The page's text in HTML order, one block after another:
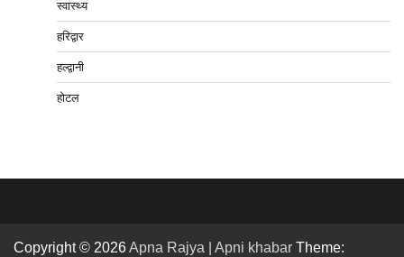
स्वास्थ्य
हरिद्वार
हल्द्वानी
होटल
Copyright © 2026Apna Rajya | Apni khabar Theme: